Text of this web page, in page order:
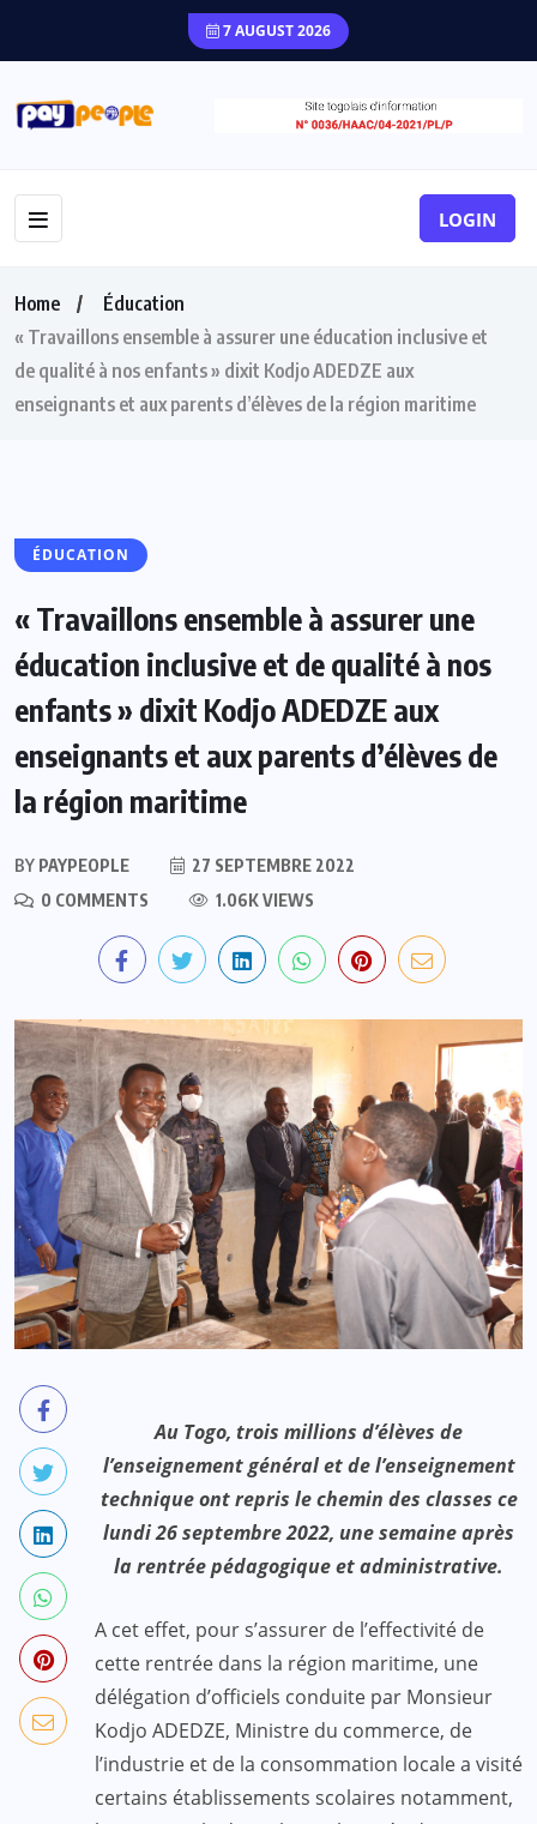
7 AUGUST 2026
LOGIN
Home
Éducation
« Travaillons ensemble à assurer une éducation inclusive et
de qualité à nos enfants » dixit Kodjo ADEDZE aux
enseignants et aux parents d’élèves de la région maritime
ÉDUCATION
« Travaillons ensemble à assurer une
éducation inclusive et de qualité à nos
enfants » dixit Kodjo ADEDZE aux
enseignants et aux parents d’élèves de
la région maritime
BY PAYPEOPLE
27 SEPTEMBRE 2022
0 COMMENTS
1.06K VIEWS
Au Togo, trois millions d’élèves de
l’enseignement général et de l’enseignement
technique ont repris le chemin des classes ce
lundi 26 septembre 2022, une semaine après
la rentrée pédagogique et administrative.
A cet effet, pour s’assurer de l’effectivité de
cette rentrée dans la région maritime, une
délégation d’officiels conduite par Monsieur
Kodjo ADEDZE, Ministre du commerce, de
l’industrie et de la consommation locale a visité
certains établissements scolaires notamment,